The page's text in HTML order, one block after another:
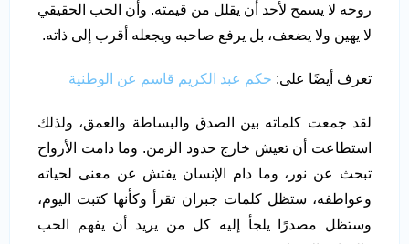
روحه لا يسمح لأحد أن يقلل من قيمته. وأن الحب الحقيقي
لا يهين ولا يضعف، بل يرفع صاحبه ويجعله أقرب إلى ذاته.
تعرف أيضًا على: حكم عبد الكريم قاسم عن الوطنية
لقد جمعت كلماته بين الصدق والبساطة والعمق، ولذلك
استطاعت أن تعيش خارج حدود الزمن. وما دامت الأرواح
تبحث عن نور، وما دام الإنسان يفتش عن معنى لحياته
وعواطفه، ستظل كلمات جبران تقرأ وكأنها كتبت اليوم،
وستظل مصدرًا يلجأ إليه كل من يريد أن يفهم الحب